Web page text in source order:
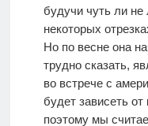
будучи чуть ли не
некоторых
Но по весне она
трудно сказать,
во встрече с
будет зависеть
поэтому мы